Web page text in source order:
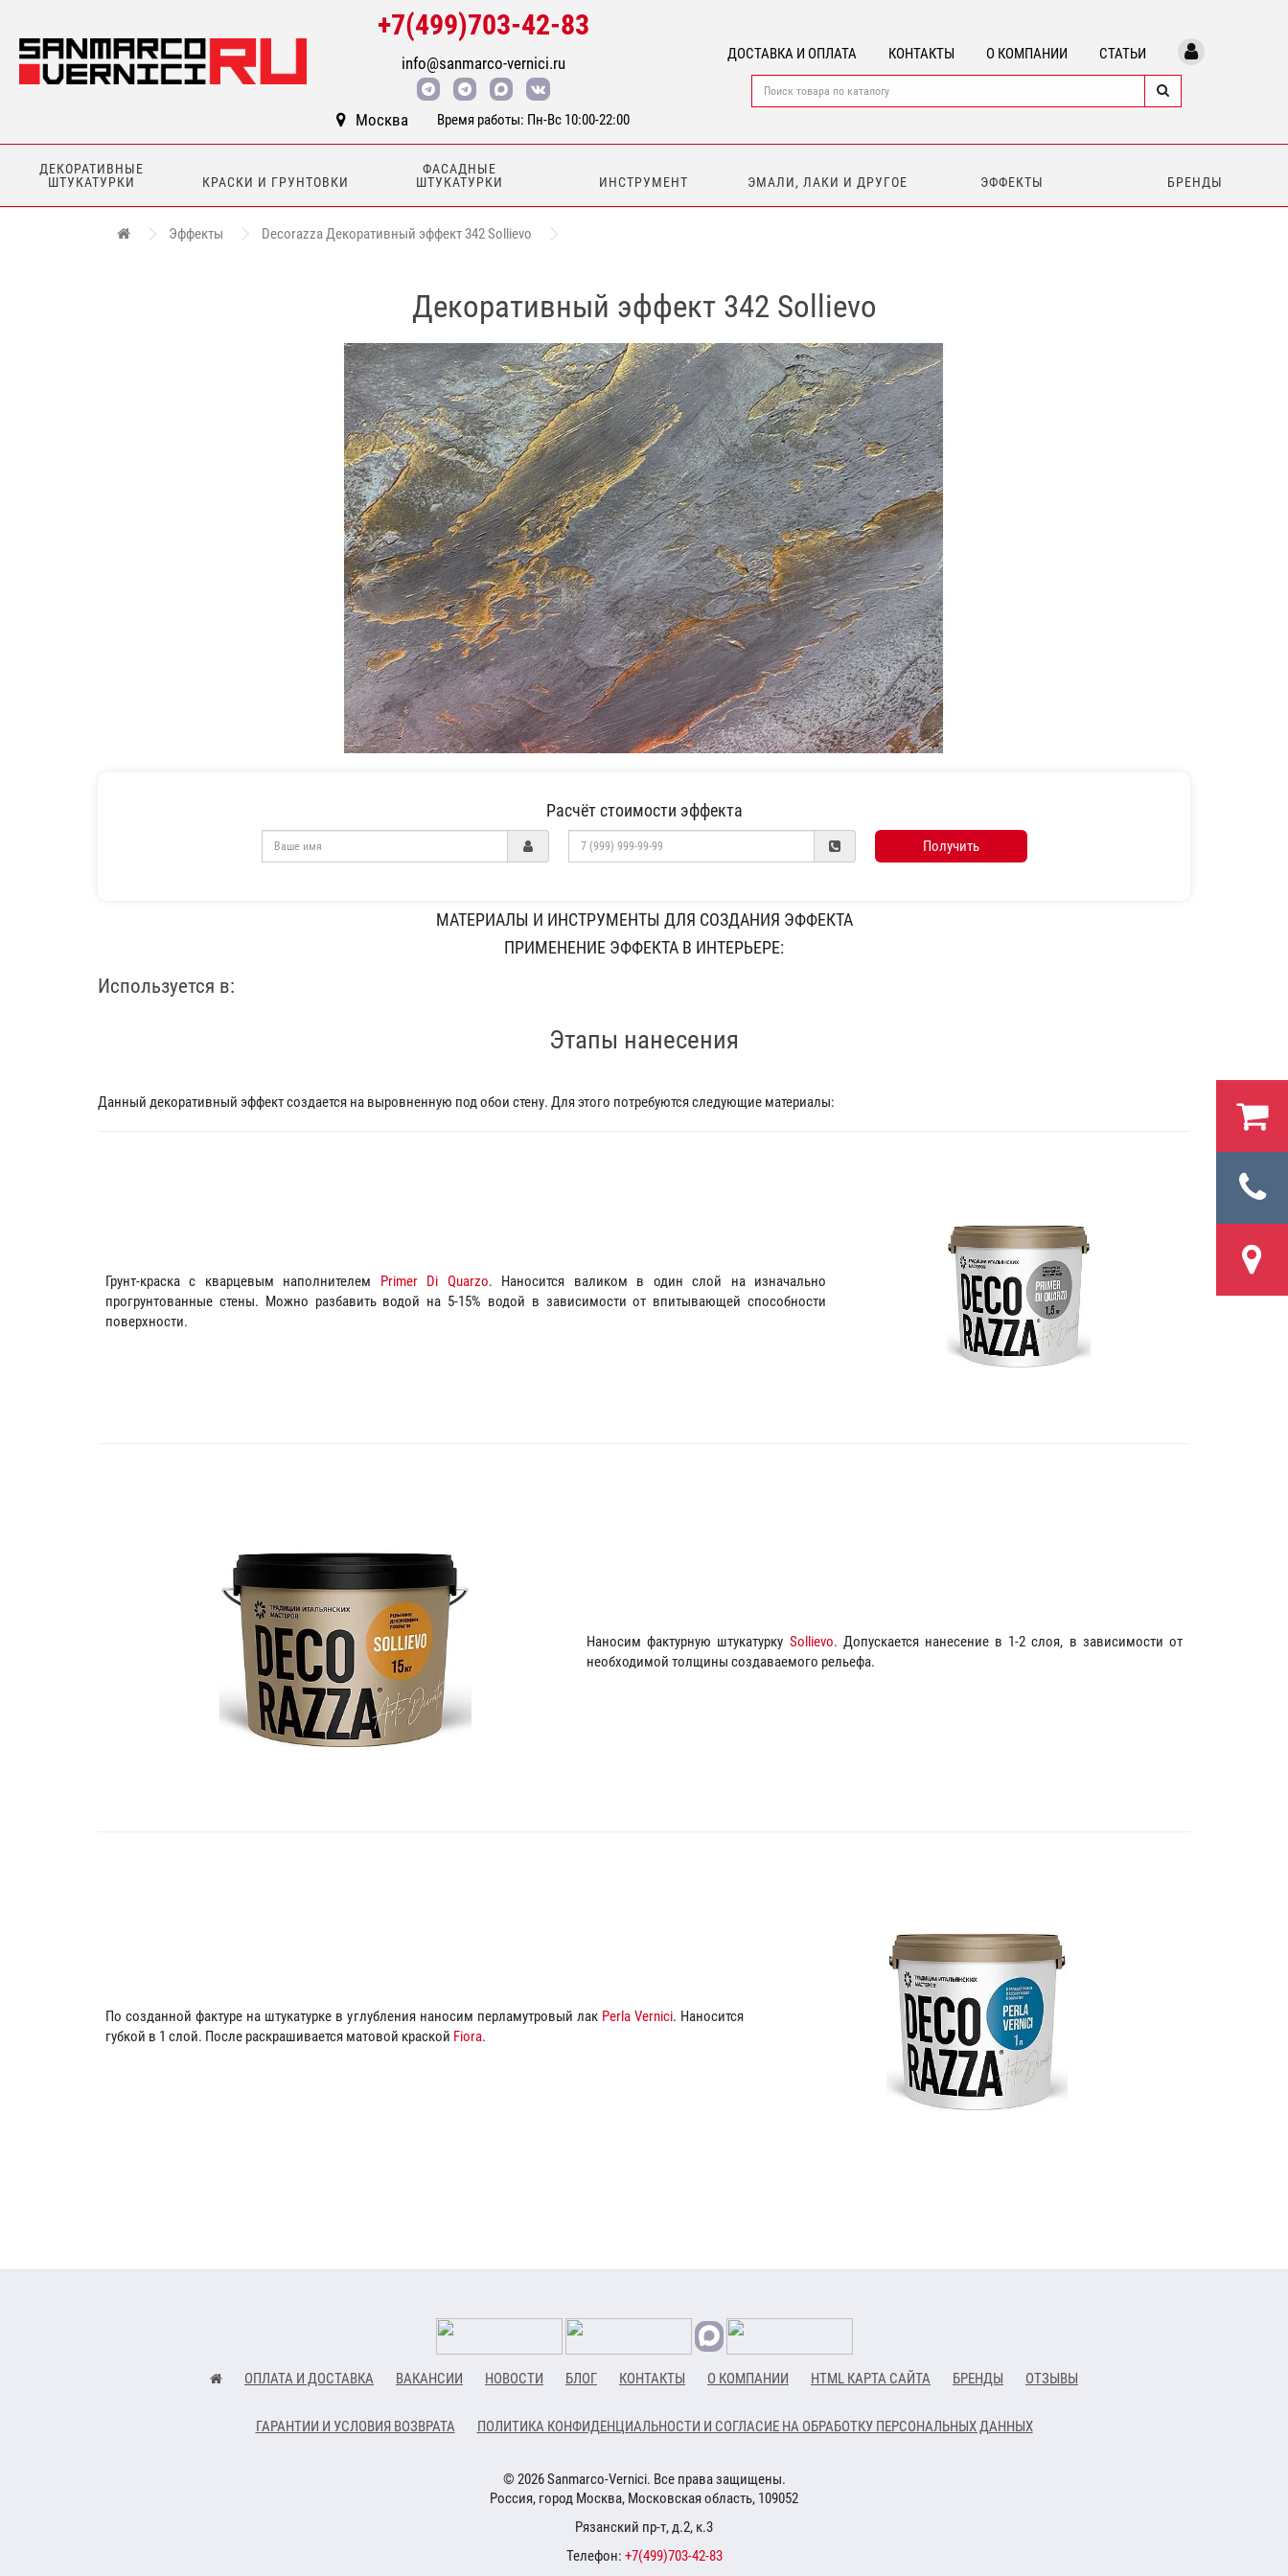
+7(499)703-42-83
info@sanmarco-vernici.ru
Москва Время работы: Пн-Вс 10:00-22:00
ДОСТАВКА И ОПЛАТА КОНТАКТЫ О КОМПАНИИ СТАТЬИ
ДЕКОРАТИВНЫЕ
ШТУКАТУРКИ
КРАСКИ И ГРУНТОВКИ
ФАСАДНЫЕ
ШТУКАТУРКИ
ИНСТРУМЕНТ ЭМАЛИ, ЛАКИ И ДРУГОЕ ЭФФЕКТЫ БРЕНДЫ
Эффекты Decorazza Декоративный эффект 342 Sollievo
Декоративный эффект 342 Sollievo
Расчёт стоимости эффекта
Получить
МАТЕРИАЛЫ И ИНСТРУМЕНТЫ ДЛЯ СОЗДАНИЯ ЭФФЕКТА
ПРИМЕНЕНИЕ ЭФФЕКТА В ИНТЕРЬЕРЕ:
Используется в:
Этапы нанесения
Данный декоративный эффект создается на выровненную под обои стену. Для этого потребуются следующие материалы:
Грунт-краска с кварцевым наполнителем Primer Di Quarzo. Наносится валиком в один слой на изначально
прогрунтованные стены. Можно разбавить водой на 5-15% водой в зависимости от впитывающей способности
поверхности.
Наносим фактурную штукатурку Sollievo. Допускается нанесение в 1-2 слоя, в зависимости от
необходимой толщины создаваемого рельефа.
По созданной фактуре на штукатурке в углубления наносим перламутровый лак Perla Vernici. Наносится
губкой в 1 слой. После раскрашивается матовой краской Fiora.
ОПЛАТА И ДОСТАВКА ВАКАНСИИ НОВОСТИ БЛОГ КОНТАКТЫ О КОМПАНИИ HTML КАРТА САЙТА БРЕНДЫ ОТЗЫВЫ
ГАРАНТИИ И УСЛОВИЯ ВОЗВРАТА ПОЛИТИКА КОНФИДЕНЦИАЛЬНОСТИ И СОГЛАСИЕ НА ОБРАБОТКУ ПЕРСОНАЛЬНЫХ ДАННЫХ
© 2026 Sanmarco-Vernici. Все права защищены.
Россия, город Москва, Московская область, 109052
Рязанский пр-т, д.2, к.3
Телефон: +7(499)703-42-83